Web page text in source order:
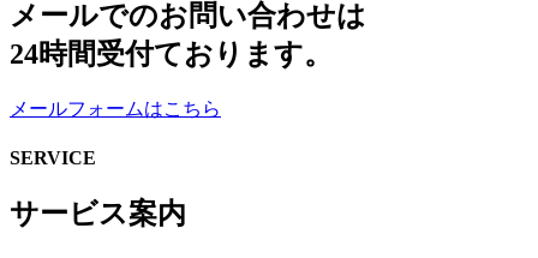
メールでのお問い合わせは
24時間受付ております。
メールフォームはこちら
SERVICE
サービス案内